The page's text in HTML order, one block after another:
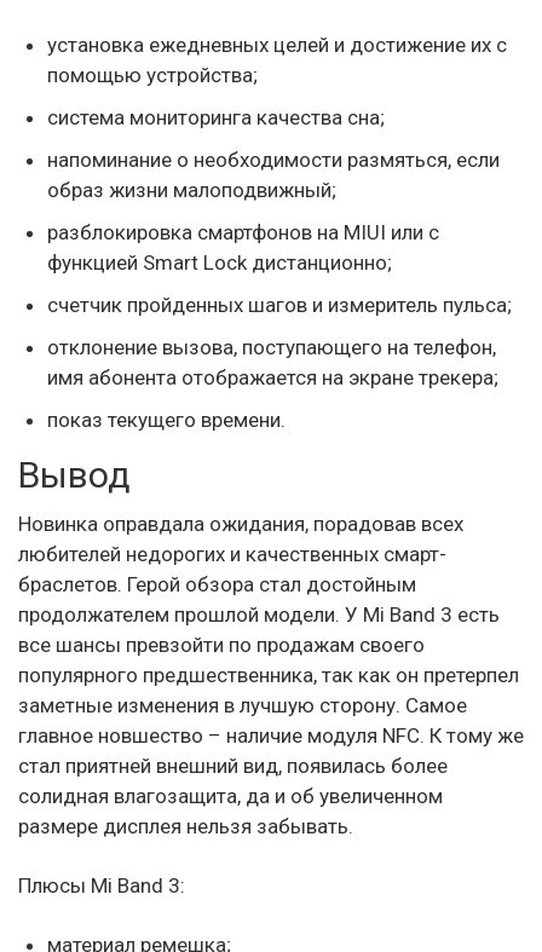
установка ежедневных целей и достижение их с
помощью устройства;
система мониторинга качества сна;
напоминание о необходимости размяться, если
образ жизни малоподвижный;
разблокировка смартфонов на MIUI или с
функцией Smart Lock дистанционно;
счетчик пройденных шагов и измеритель пульса;
отклонение вызова, поступающего на телефон,
имя абонента отображается на экране трекера;
показ текущего времени.
Вывод
Новинка оправдала ожидания, порадовав всех
любителей недорогих и качественных смарт-
браслетов. Герой обзора стал достойным
продолжателем прошлой модели. У Mi Band 3 есть
все шансы превзойти по продажам своего
популярного предшественника, так как он претерпел
заметные изменения в лучшую сторону. Самое
главное новшество – наличие модуля NFC. К тому же
стал приятней внешний вид, появилась более
солидная влагозащита, да и об увеличенном
размере дисплея нельзя забывать.
Плюсы Mi Band 3:
материал ремешка;